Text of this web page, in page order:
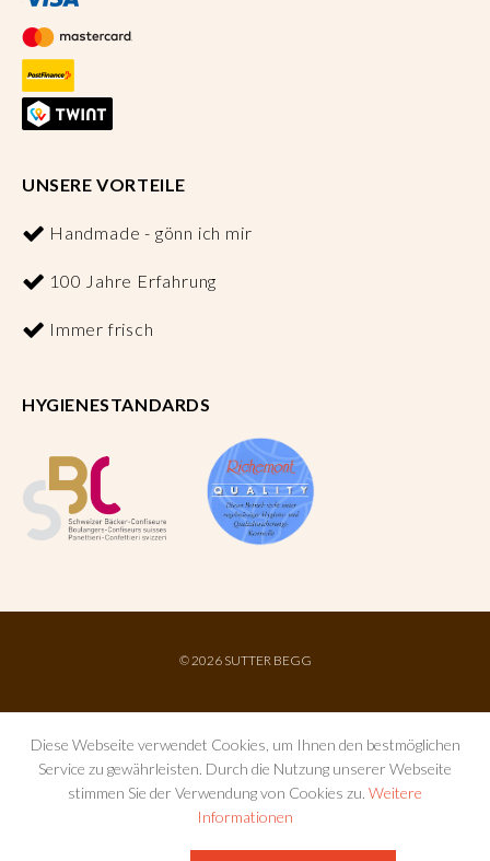
UNSERE VORTEILE
Handmade - gönn ich mir
100 Jahre Erfahrung
Immer frisch
HYGIENESTANDARDS
©2026 SUTTER BEGG
Diese Webseite verwendet Cookies, um Ihnen den bestmöglichen
Service zu gewährleisten. Durch die Nutzung unserer Webseite
stimmen Sie der Verwendung von Cookies zu. Weitere
Informationen